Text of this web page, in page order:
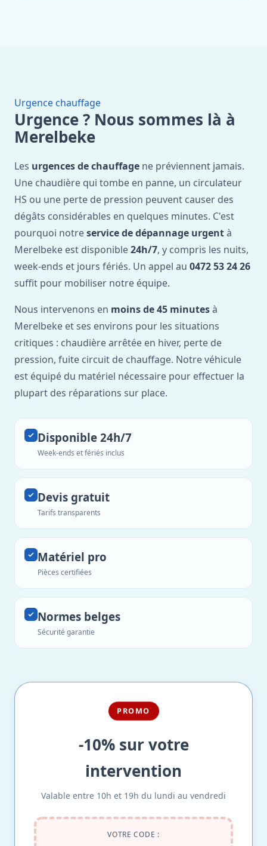
Urgence chauffage
Urgence ? Nous sommes là à
Merelbeke
Les urgences de chauffage ne préviennent jamais.
Une chaudière qui tombe en panne, un circulateur
HS ou une perte de pression peuvent causer des
dégâts considérables en quelques minutes. C'est
pourquoi notreservice de dépannage urgentà
Merelbeke est disponible24h/7, y compris les nuits,
week-ends et jours fériés. Un appel au 0472 53 24 26
suffit pour mobiliser notre équipe.
Nous intervenons en moins de 45 minutesà
Merelbeke et ses environs pour les situations
critiques : chaudière arrêtée en hiver, perte de
pression, fuite circuit de chauffage. Notre véhicule
est équipé du matériel nécessaire pour effectuer la
plupart des réparations sur place.
Disponible 24h/7
Week-ends et fériés inclus
Devis gratuit
Tarifs transparents
Matériel pro
Pièces certifiées
Normes belges
Sécurité garantie
PROMO
-10% sur votre
intervention
Valable entre 10h et 19h du lundi au vendredi
VOTRE CODE :